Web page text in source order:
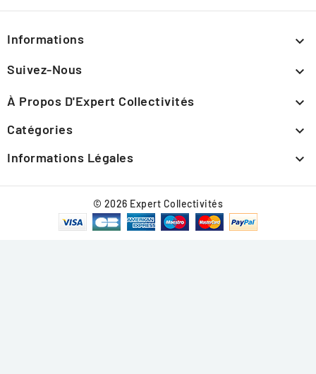
Informations 
Suivez-Nous 
À Propos D'Expert Collectivités 
Catégories 
Informations Légales 
© 2026 Expert Collectivités